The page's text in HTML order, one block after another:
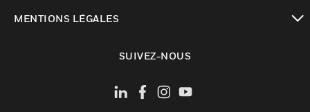
MENTIONS LÉGALES
SUIVEZ-NOUS